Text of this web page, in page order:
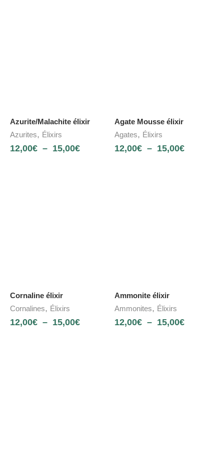
Azurite/Malachite élixir
Azurites, Élixirs
12,00€ – 15,00€
Agate Mousse élixir
Agates, Élixirs
12,00€ – 15,00€
Cornaline élixir
Cornalines, Élixirs
12,00€ – 15,00€
Ammonite élixir
Ammonites, Élixirs
12,00€ – 15,00€